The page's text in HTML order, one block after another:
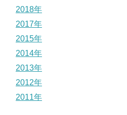
2018年
2017年
2015年
2014年
2013年
2012年
2011年